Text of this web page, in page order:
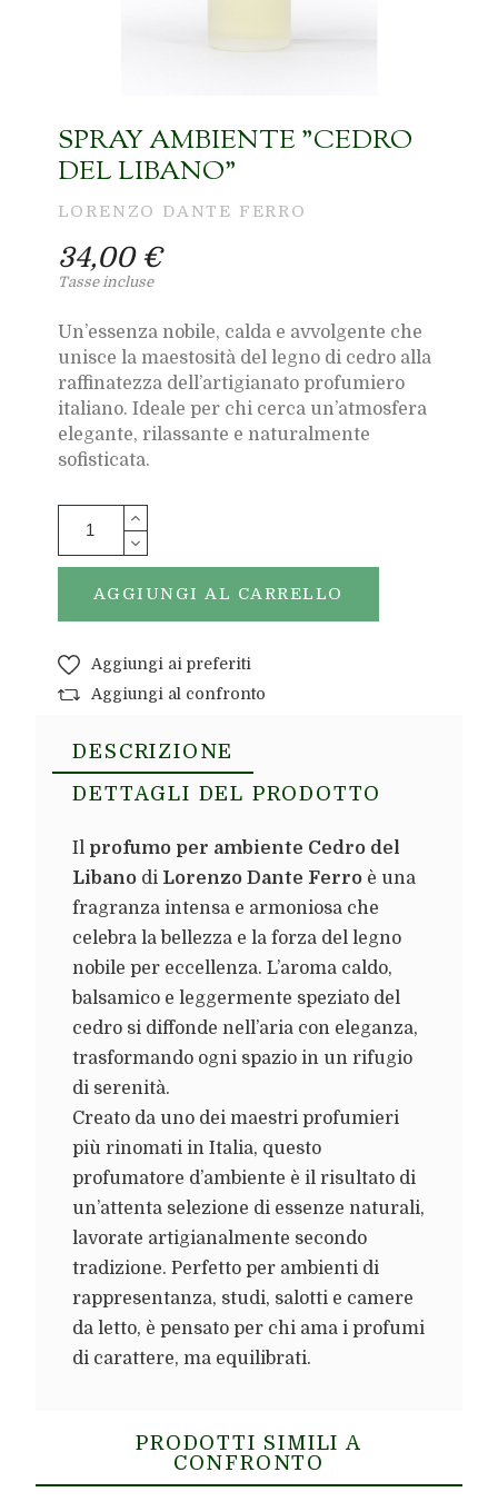
SPRAY AMBIENTE "CEDRO
DEL LIBANO"
LORENZO DANTE FERRO
34,00 €
Tasse incluse
Un’essenza nobile, calda e avvolgente che
unisce la maestosità del legno di cedro alla
raffinatezza dell’artigianato profumiero
italiano. Ideale per chi cerca un’atmosfera
elegante, rilassante e naturalmente
sofisticata.
AGGIUNGI AL CARRELLO
Aggiungi ai preferiti
Aggiungi al confronto
DESCRIZIONE
DETTAGLI DEL PRODOTTO
Il profumo per ambiente Cedro del
Libano di Lorenzo Dante Ferro è una
fragranza intensa e armoniosa che
celebra la bellezza e la forza del legno
nobile per eccellenza. L’aroma caldo,
balsamico e leggermente speziato del
cedro si diffonde nell’aria con eleganza,
trasformando ogni spazio in un rifugio
di serenità.
Creato da uno dei maestri profumieri
più rinomati in Italia, questo
profumatore d’ambiente è il risultato di
un’attenta selezione di essenze naturali,
lavorate artigianalmente secondo
tradizione. Perfetto per ambienti di
rappresentanza, studi, salotti e camere
da letto, è pensato per chi ama i profumi
di carattere, ma equilibrati.
PRODOTTI SIMILI A
CONFRONTO